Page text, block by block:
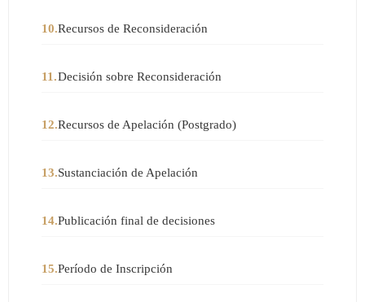
10.Recursos de Reconsideración
11.Decisión sobre Reconsideración
12.Recursos de Apelación (Postgrado)
13.Sustanciación de Apelación
14.Publicación final de decisiones
15.Período de Inscripción